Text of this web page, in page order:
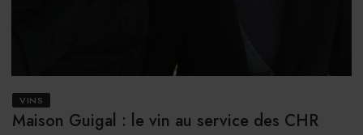
VINS
Maison Guigal : le vin au service des CHR